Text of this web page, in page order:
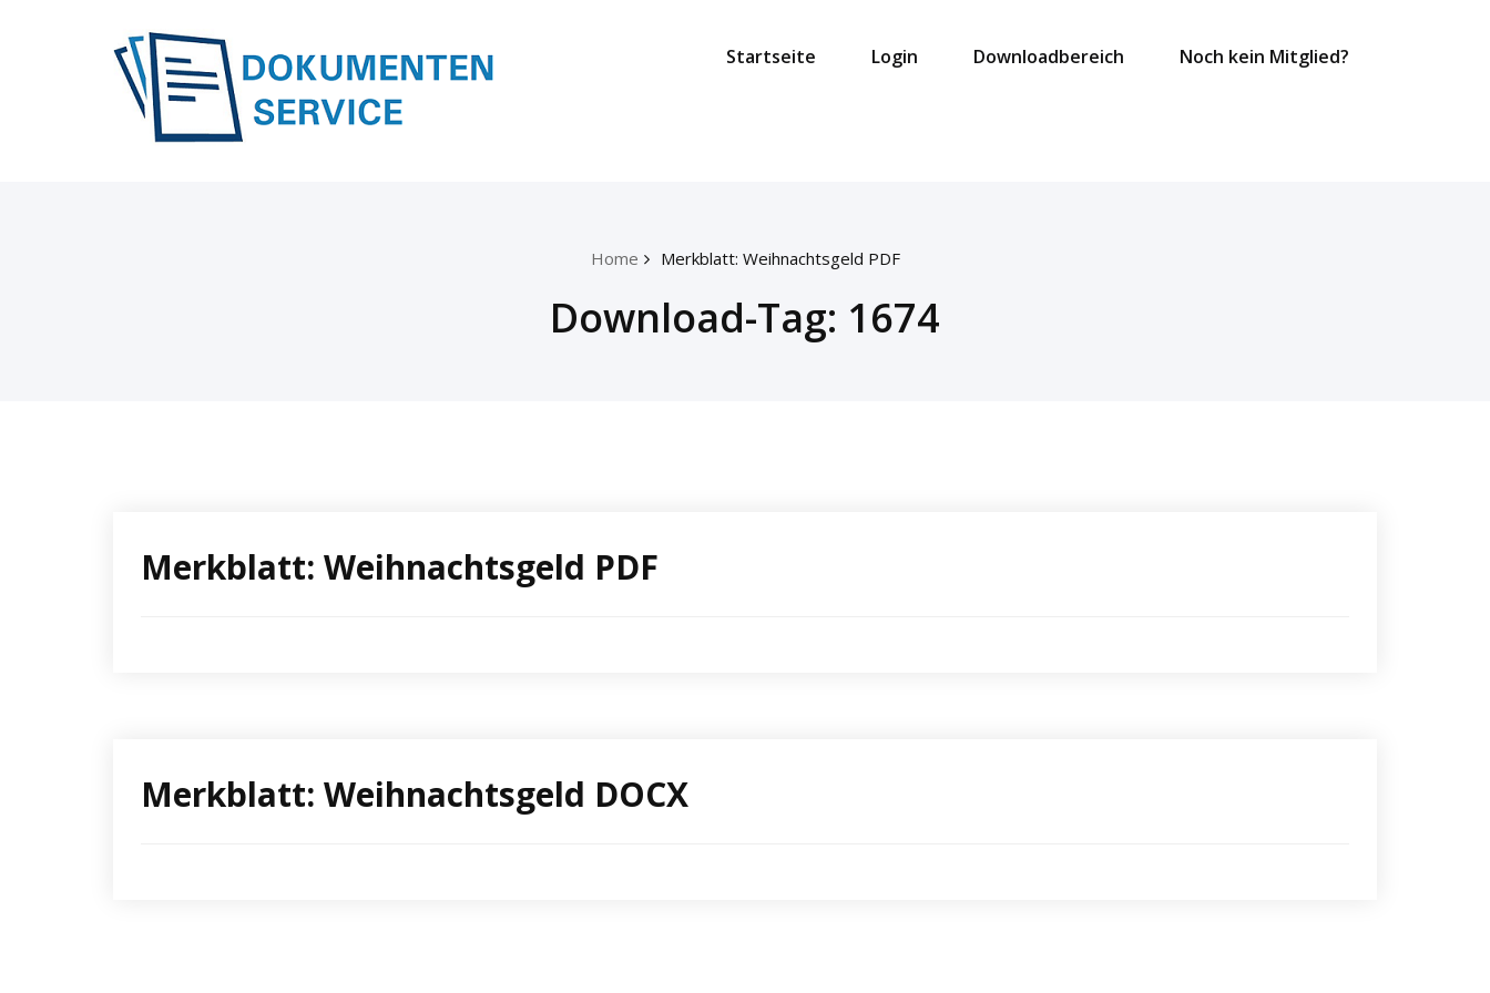
Startseite Login Downloadbereich Noch kein Mitglied?
Home Merkblatt: Weihnachtsgeld PDF
Download-Tag: 1674
Merkblatt: Weihnachtsgeld PDF
Merkblatt: Weihnachtsgeld DOCX